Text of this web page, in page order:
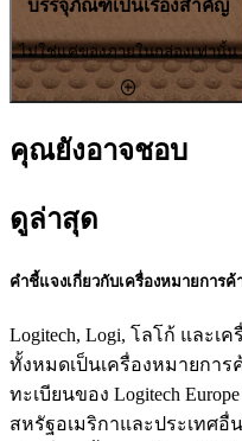
บรรจุภัณฑ์เป็นเรื่องสำคัญ
ไม่ใช่แค่ของภายในกล่องเท่านั้น
คุณยังอาจชอบ
ดูล่าสุด
คำชี้แจงเกี่ยวกับเครื่องหมายการ
Logitech, Logi, โลโก้ และเ
ทั้งหมดเป็นเครื่องหมายกา
ทะเบียนของ Logitech
สหรัฐอเมริกาและประเทศ